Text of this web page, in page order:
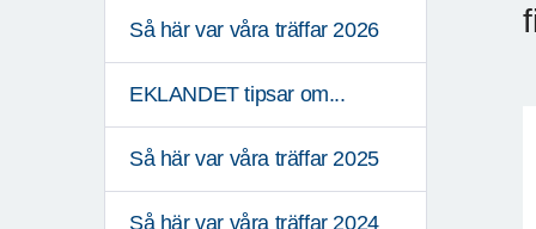
Så här var våra träffar 2026
EKLANDET tipsar om...
Så här var våra träffar 2025
Så här var våra träffar 2024